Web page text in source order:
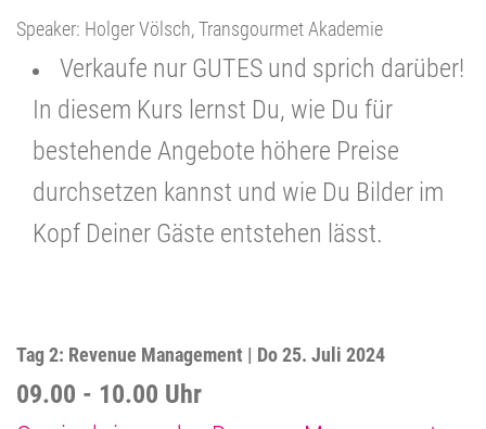
Speaker: Holger Völsch, Transgourmet Akademie
Verkaufe nur GUTES und sprich darüber!
In diesem Kurs lernst Du, wie Du für
bestehende Angebote höhere Preise
durchsetzen kannst und wie Du Bilder im
Kopf Deiner Gäste entstehen lässt.
Tag 2: Revenue Management | Do 25. Juli 2024
09.00 - 10.00 Uhr